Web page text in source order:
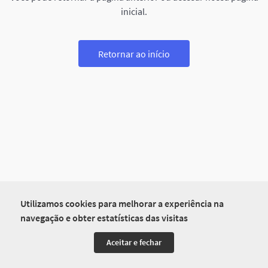
Utilizamos cookies para melhorar a experiência na
navegação e obter estatísticas das visitas
Aceitar e fechar
inicial.
Retornar ao início